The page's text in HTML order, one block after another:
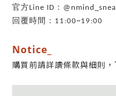
官方Line ID：
回覆時間：11:00~19:00
Notice_
購買前請詳讀條款與細則，